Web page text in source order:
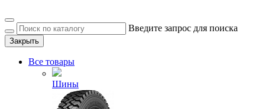
Введите запрос для поиска
Закрыть
Все товары
Шины